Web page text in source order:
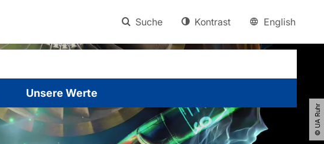
Suche Kontrast English
Unsere Werte
© UA Ruhr